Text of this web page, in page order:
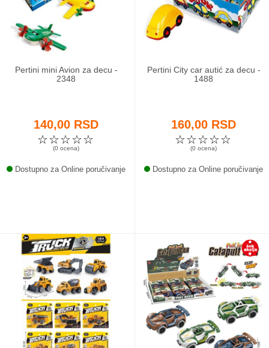
Odeća i obuća
Igračke za bebe i decu
AKCIJA
Call Centar
011 438 1 000
Pertini mini Avion za decu -
2348
140,00 RSD
☆
☆
☆
☆
☆
(0 ocena)
Dostupno za Online poručivanje
Pertini City car autić za decu -
1488
160,00 RSD
☆
☆
☆
☆
☆
(0 ocena)
Dostupno za Online poručivanje